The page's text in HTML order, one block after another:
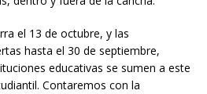
el 13 de octubre, y las
hasta el 30 de septiembre,
educativas se sumen a este
Contaremos con la